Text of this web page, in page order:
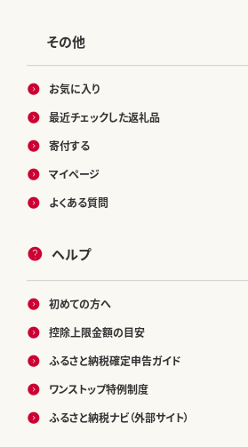
その他
お気に入り
最近チェックした返礼品
寄付する
マイページ
よくある質問
ヘルプ
初めての方へ
控除上限金額の目安
ふるさと納税確定申告ガイド
ワンストップ特例制度
ふるさと納税ナビ（外部サイト）